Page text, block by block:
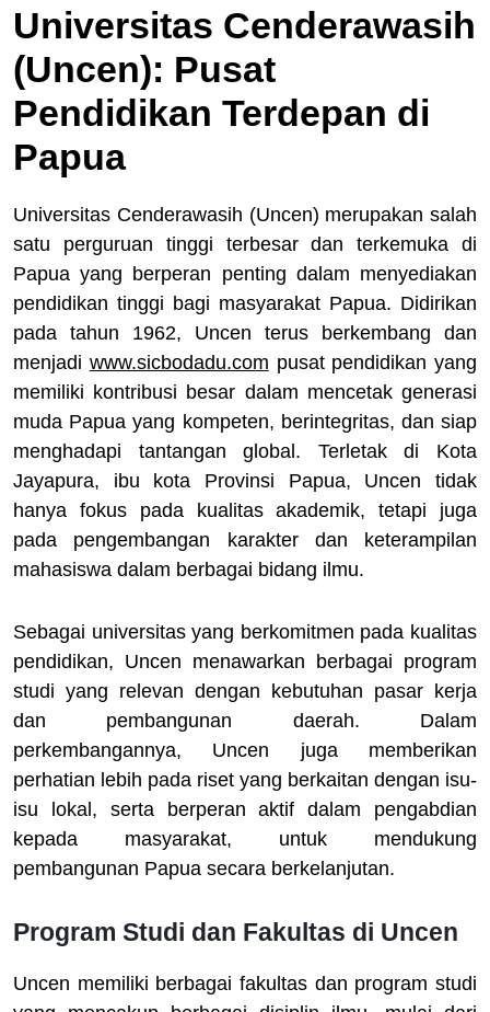
Universitas Cenderawasih
(Uncen): Pusat
Pendidikan Terdepan di
Papua
Universitas Cenderawasih (Uncen) merupakan salah
satu perguruan tinggi terbesar dan terkemuka di
Papua yang berperan penting dalam menyediakan
pendidikan tinggi bagi masyarakat Papua. Didirikan
pada tahun 1962, Uncen terus berkembang dan
menjadi www.sicbodadu.com pusat pendidikan yang
memiliki kontribusi besar dalam mencetak generasi
muda Papua yang kompeten, berintegritas, dan siap
menghadapi tantangan global. Terletak di Kota
Jayapura, ibu kota Provinsi Papua, Uncen tidak
hanya fokus pada kualitas akademik, tetapi juga
pada pengembangan karakter dan keterampilan
mahasiswa dalam berbagai bidang ilmu.
Sebagai universitas yang berkomitmen pada kualitas
pendidikan, Uncen menawarkan berbagai program
studi yang relevan dengan kebutuhan pasar kerja
dan pembangunan daerah. Dalam
perkembangannya, Uncen juga memberikan
perhatian lebih pada riset yang berkaitan dengan isu-
isu lokal, serta berperan aktif dalam pengabdian
kepada masyarakat, untuk mendukung
pembangunan Papua secara berkelanjutan.
Program Studi dan Fakultas di Uncen
Uncen memiliki berbagai fakultas dan program studi